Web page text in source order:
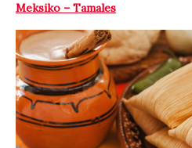
Meksiko – Tamales